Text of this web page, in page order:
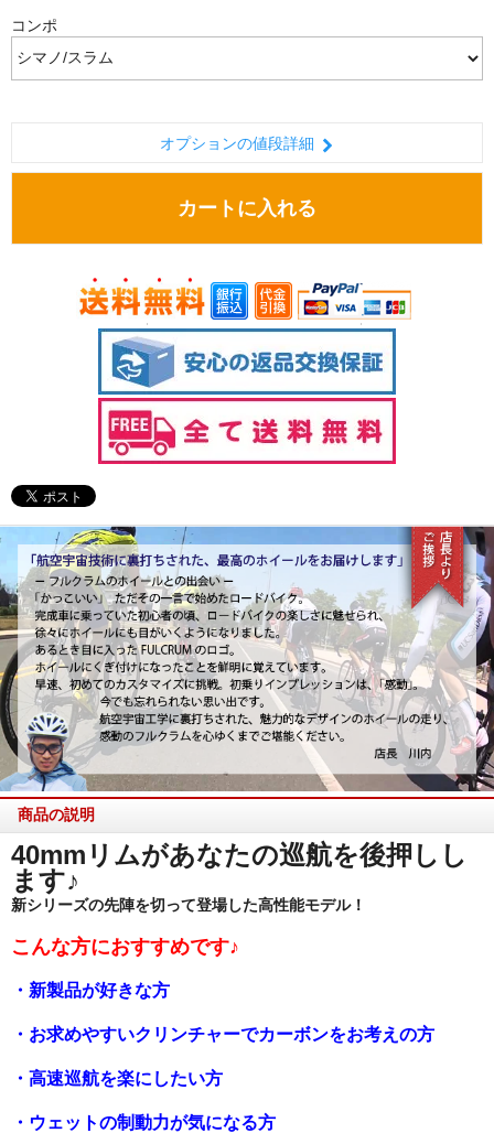
コンポ
オプションの値段詳細
カートに入れる
商品の説明
40mmリムがあなたの巡航を後押しし
ます♪
新シリーズの先陣を切って登場した高性能モデル！
こんな方におすすめです♪
・新製品が好きな方
・お求めやすいクリンチャーでカーボンをお考えの方
・高速巡航を楽にしたい方
・ウェットの制動力が気になる方